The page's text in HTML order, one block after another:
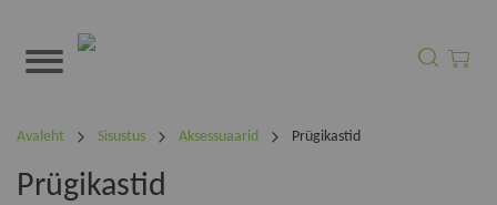
Minu
Otsi
Avaleht Sisustus Aksessuaarid Prügikastid
Prügikastid